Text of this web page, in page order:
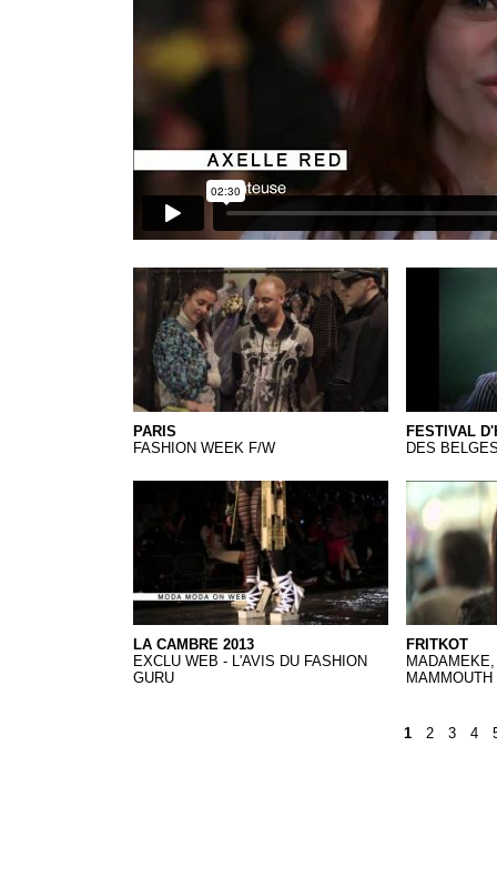
PARIS MIX TV.Qkt
PARIS
FASHION WEEK F/W
FESTIVAL
DES
LA CAMBRE 2013.Qkt
LA CAMBRE 2013
EXCLU WEB - L'AVIS DU FASHION
GURU
FritKot
FRITKOT
MAMMOUTH
1 2 3 4